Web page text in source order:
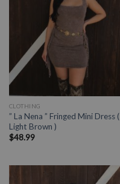
CLOTHING
” La Nena ” Fringed Mini Dress (
Light Brown )
$48.99